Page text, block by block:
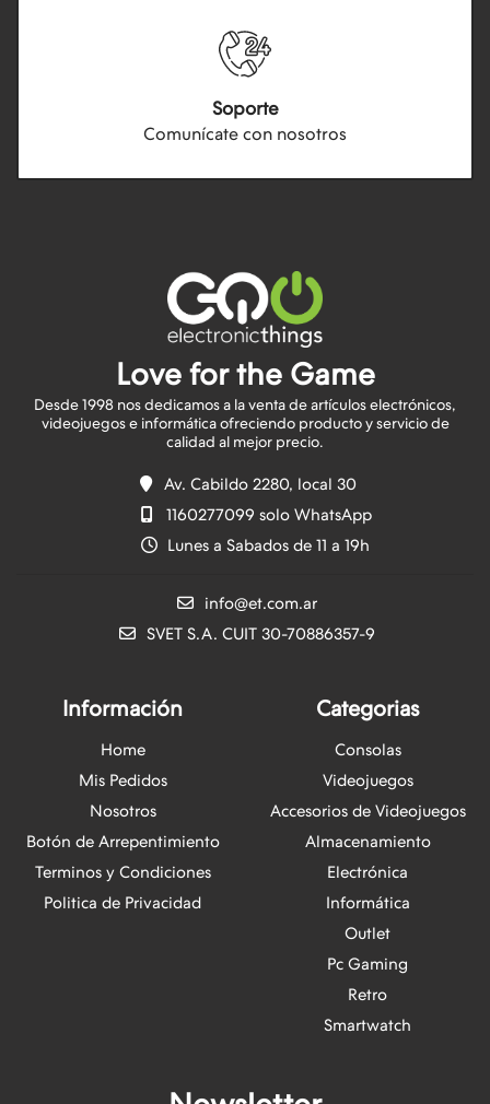
Soporte
Comunícate con nosotros
Love for the Game
Desde 1998 nos dedicamos a la venta de artículos electrónicos,
videojuegos e informática ofreciendo producto y servicio de
Av. Cabildo 2280, local 30
1160277099 solo WhatsApp
Lunes a Sabados de 11 a 19h
info@et.com.ar
SVET S.A. CUIT 30-70886357-9
Información
Home
Mis Pedidos
Nosotros
Botón de Arrepentimiento
Terminos y Condiciones
Politica de Privacidad
Categorias
Consolas
Videojuegos
Accesorios de Videojuegos
Almacenamiento
Electrónica
Informática
Outlet
Pc Gaming
Retro
Smartwatch